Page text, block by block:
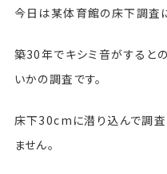
今日は某体育館の床下調査
築30年でキシミ音がすると
いかの調査です。
床下30cmに潜り込んで調査
ません。